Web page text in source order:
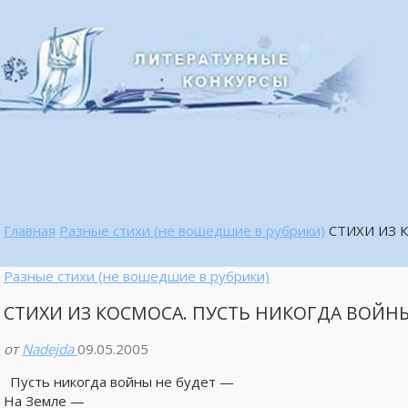
Главная Разные стихи (не вошедшие в рубрики) СТИХИ ИЗ
Разные стихи (не вошедшие в рубрики)
СТИХИ ИЗ КОСМОСА. ПУСТЬ НИКОГДА
от Nadejda 09.05.2005
Пусть никогда войны не будет —
На Земле —